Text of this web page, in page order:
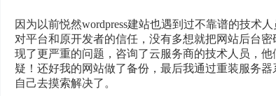
因为以前悦然wordpress建站也遇到过不靠谱的技术
对平台和原开发者的信任，没有多想就把网站后台
现了更严重的问题，咨询了云服务商的技术人员，
疑！还好我的网站做了备份，最后我通过重装服务
自己去摸索解决了。